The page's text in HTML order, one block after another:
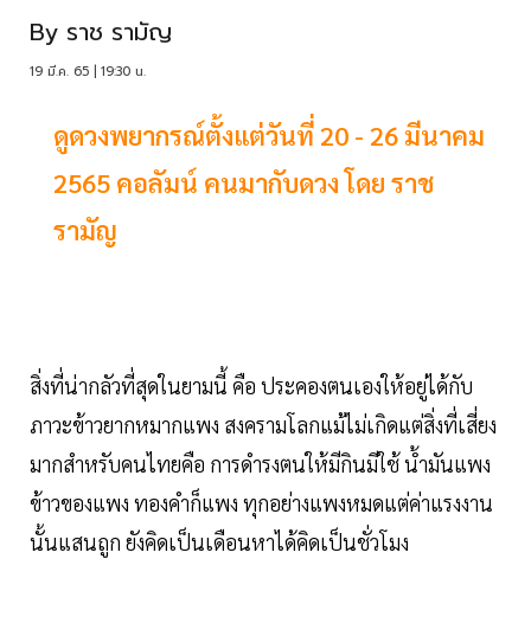
By ราช รามัญ
19 มี.ค. 65 | 19:30 น.
ดูดวงพยากรณ์ตั้งแต่วันที่ 20 - 26 มีนาคม
2565 คอลัมน์ คนมากับดวง โดย ราช
รามัญ
สิ่งที่น่ากลัวที่สุดในยามนี้ คือ ประคองตนเองให้อยู่ได้กับ
ภาวะข้าวยากหมากแพง สงครามโลกแม้ไม่เกิดแต่สิ่งที่เสี่ยง
มากสำหรับคนไทยคือ การดำรงตนให้มีกินมีใช้ น้ำมันแพง
ข้าวของแพง ทองคำก็แพง ทุกอย่างแพงหมดแต่ค่าแรงงาน
นั้นแสนถูก ยังคิดเป็นเดือนหาได้คิดเป็นชั่วโมง